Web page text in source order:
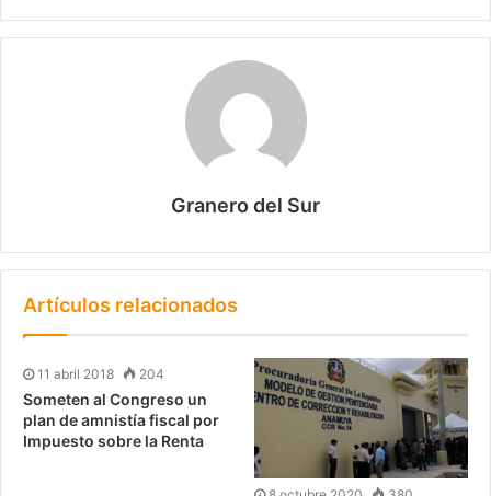
Granero del Sur
Artículos relacionados
11 abril 2018 204
Someten al Congreso un
plan de amnistía fiscal por
Impuesto sobre la Renta